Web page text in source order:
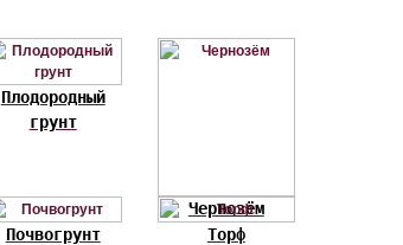
Плодородный
грунт
Чернозём
Почвогрунт
Торф